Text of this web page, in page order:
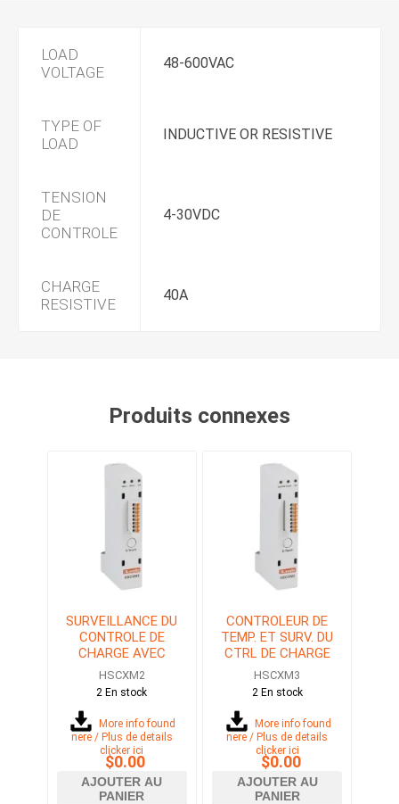
LOAD
VOLTAGE
48-600VAC
TYPE OF
LOAD
INDUCTIVE OR RESISTIVE
TENSION
DE
CONTROLE
4-30VDC
CHARGE
RESISTIVE
40A
Produits connexes
SURVEILLANCE DU
CONTROLE DE
CHARGE AVEC
MODBUS RTU PAR
COMM. RS485
ALIMENTATION
24VDC
HSCXM2
2 En stock
More info found
here / Plus de details
clicker ici
$0.00
AJOUTER AU
PANIER
CONTROLEUR DE
TEMP. ET SURV. DU
CTRL DE CHARGE
AVEC MODBUS-RTU
PAR COMM. RS485
ALIMENT. 24VDC
HSCXM3
2 En stock
More info found
here / Plus de details
clicker ici
$0.00
AJOUTER AU
PANIER